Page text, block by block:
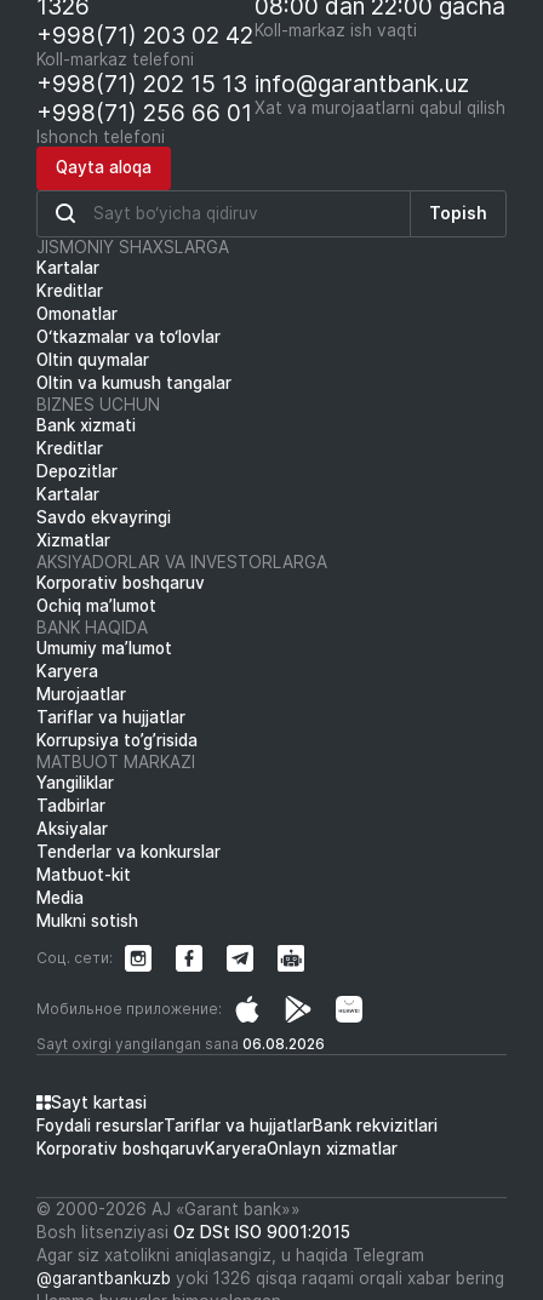
+998(71) 203 02 42
Koll-markaz telefoni
Koll-markaz ish vaqti
+998(71) 202 15 13
+998(71) 256 66 01
Ishonch telefoni
info@garantbank.uz
Xat va murojaatlarni qabul qilish
Qayta aloqa
Topish
JISMONIY SHAXSLARGA
Kartalar
Kreditlar
Omonatlar
O‘tkazmalar va to‘lovlar
Oltin quymalar
Oltin va kumush tangalar
BIZNES UCHUN
Bank xizmati
Kreditlar
Depozitlar
Kartalar
Savdo ekvayringi
Xizmatlar
AKSIYADORLAR VA INVESTORLARGA
Korporativ boshqaruv
Ochiq ma’lumot
BANK HAQIDA
Umumiy ma’lumot
Karyera
Murojaatlar
Tariflar va hujjatlar
Korrupsiya to’g’risida
MATBUOT MARKAZI
Yangiliklar
Tadbirlar
Aksiyalar
Tenderlar va konkurslar
Matbuot-kit
Media
Mulkni sotish
Sayt oxirgi yangilangan sana 06.08.2026
Мобильное приложение:
Соц. сети:
Sayt kartasi
Foydali resurslarTariflar va hujjatlarBank rekvizitlari
Korporativ boshqaruvKaryeraOnlayn xizmatlar
© 2000-2026 АJ «Garant bank»»
Bosh litsenziyasi Oz DSt ISO 9001:2015
Agar siz xatolikni aniqlasangiz, u haqida Telegram
@garantbankuzb yoki 1326 qisqa raqami orqali xabar bering